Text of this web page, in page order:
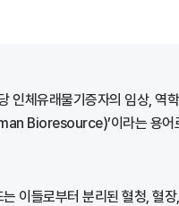
체유래물기증자의 임상, 역
Bioresource)’이라는 용어
는 이들로부터 분리된 혈